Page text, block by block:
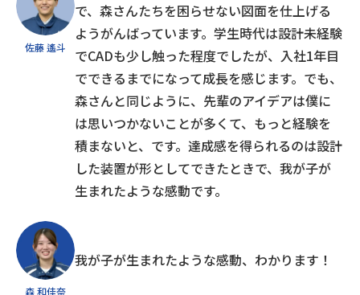
佐藤 遙斗
で、森さんたちを困らせない図面を仕上げる
ようがんばっています。学生時代は設計未経験
でCADも少し触った程度でしたが、入社1年目
でできるまでになって成長を感じます。でも、
森さんと同じように、先輩のアイデアは僕に
は思いつかないことが多くて、もっと経験を
積まないと、です。達成感を得られるのは設計
した装置が形としてできたときで、我が子が
生まれたような感動です。
森 和佳奈
我が子が生まれたような感動、わかります！